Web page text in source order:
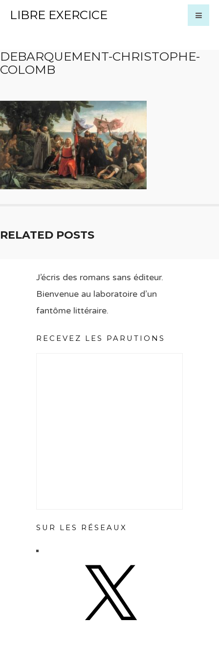
LIBRE EXERCICE
DEBARQUEMENT-CHRISTOPHE-
COLOMB
RELATED POSTS
J’écris des romans sans éditeur.
Bienvenue au laboratoire d’un
fantôme littéraire.
RECEVEZ LES PARUTIONS
SUR LES RÉSEAUX